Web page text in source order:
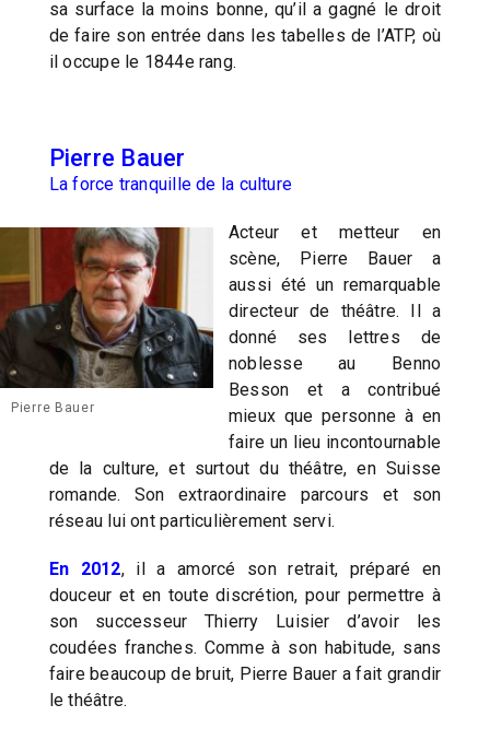
sa surface la moins bonne, qu’il a gagné le droit
de faire son entrée dans les tabelles de l’ATP, où
il occupe le 1844e rang.
Pierre Bauer
La force tranquille de la culture
Pierre Bauer
Acteur et metteur en
scène, Pierre Bauer a
aussi été un remarquable
directeur de théâtre. Il a
donné ses lettres de
noblesse au Benno
Besson et a contribué
mieux que personne à en
faire un lieu incontournable
de la culture, et surtout du théâtre, en Suisse
romande. Son extraordinaire parcours et son
réseau lui ont particulièrement servi.
En 2012, il a amorcé son retrait, préparé en
douceur et en toute discrétion, pour permettre à
son successeur Thierry Luisier d’avoir les
coudées franches. Comme à son habitude, sans
faire beaucoup de bruit, Pierre Bauer a fait grandir
le théâtre.